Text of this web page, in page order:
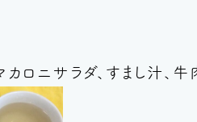
ロニサラダ、すまし汁、牛